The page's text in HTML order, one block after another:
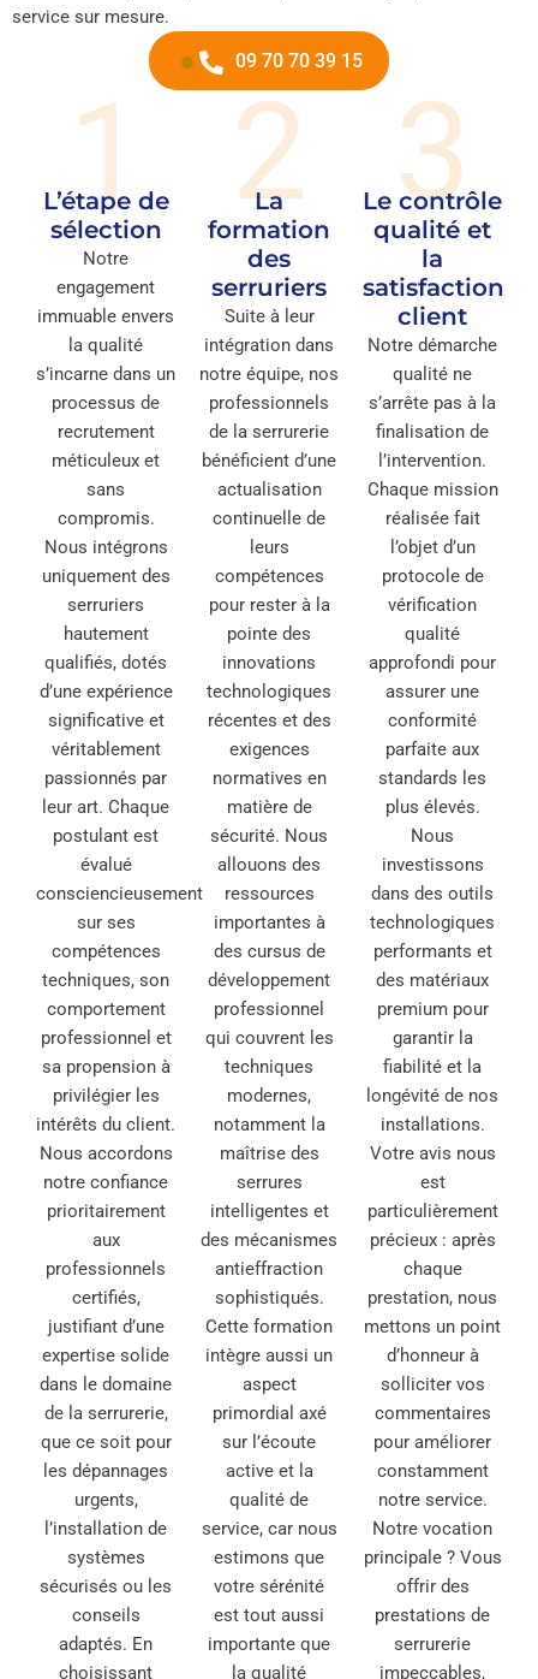
service sur mesure.
09 70 70 39 15
1
L’étape de
sélection
Notre
engagement
immuable envers
la qualité
s’incarne dans un
processus de
recrutement
méticuleux et
sans
compromis.
Nous intégrons
uniquement des
serruriers
hautement
qualifiés, dotés
d’une expérience
significative et
véritablement
passionnés par
leur art. Chaque
postulant est
évalué
consciencieusement
sur ses
compétences
techniques, son
comportement
professionnel et
sa propension à
privilégier les
intérêts du client.
Nous accordons
notre confiance
prioritairement
aux
professionnels
certifiés,
justifiant d’une
expertise solide
dans le domaine
de la serrurerie,
que ce soit pour
les dépannages
urgents,
l’installation de
systèmes
sécurisés ou les
conseils
adaptés. En
choisissant
2
La
formation
des
serruriers
Suite à leur
intégration dans
notre équipe, nos
professionnels
de la serrurerie
bénéficient d’une
actualisation
continuelle de
leurs
compétences
pour rester à la
pointe des
innovations
technologiques
récentes et des
exigences
normatives en
matière de
sécurité. Nous
allouons des
ressources
importantes à
des cursus de
développement
professionnel
qui couvrent les
techniques
modernes,
notamment la
maîtrise des
serrures
intelligentes et
des mécanismes
antieffraction
sophistiqués.
Cette formation
intègre aussi un
aspect
primordial axé
sur l’écoute
active et la
qualité de
service, car nous
estimons que
votre sérénité
est tout aussi
importante que
la qualité
3
Le contrôle
qualité et
la
satisfaction
client
Notre démarche
qualité ne
s’arrête pas à la
finalisation de
l’intervention.
Chaque mission
réalisée fait
l’objet d’un
protocole de
vérification
qualité
approfondi pour
assurer une
conformité
parfaite aux
standards les
plus élevés.
Nous
investissons
dans des outils
technologiques
performants et
des matériaux
premium pour
garantir la
fiabilité et la
longévité de nos
installations.
Votre avis nous
est
particulièrement
précieux : après
chaque
prestation, nous
mettons un point
d’honneur à
solliciter vos
commentaires
pour améliorer
constamment
notre service.
Notre vocation
principale ? Vous
offrir des
prestations de
serrurerie
impeccables,